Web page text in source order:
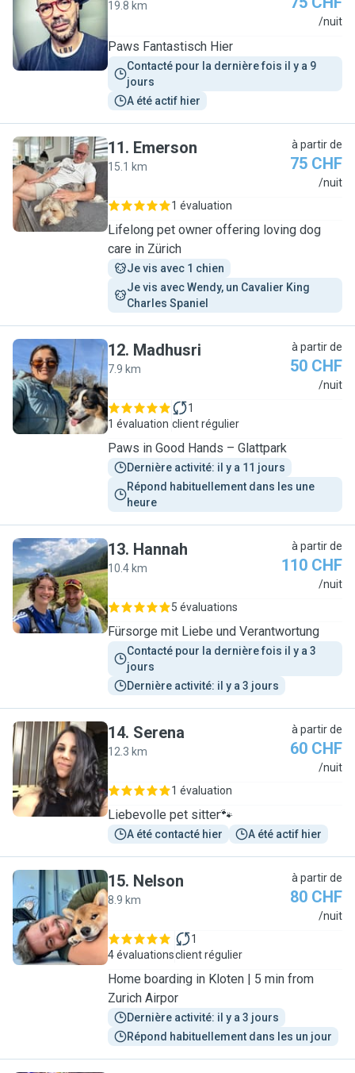
F
19.8 km
/nuit
Paws Fantastisch Hier
Contacté pour la dernière fois il y a 9
jours
A été actif hier
E
11. Emerson
15.1 km
à partir de
75 CHF
/nuit
1 évaluation
Lifelong pet owner offering loving dog
care in Zürich
Je vis avec 1 chien
Je vis avec Wendy, un Cavalier King
Charles Spaniel
M
12. Madhusri
7.9 km
à partir de
50 CHF
/nuit
1 évaluation
1
client régulier
Paws in Good Hands – Glattpark
Dernière activité: il y a 11 jours
Répond habituellement dans les une
heure
H
13. Hannah
10.4 km
à partir de
110 CHF
/nuit
5 évaluations
Fürsorge mit Liebe und Verantwortung
Contacté pour la dernière fois il y a 3
jours
Dernière activité: il y a 3 jours
S
14. Serena
12.3 km
à partir de
60 CHF
/nuit
1 évaluation
Liebevolle pet sitter🐾
A été contacté hier A été actif hier
N
15. Nelson
8.9 km
à partir de
80 CHF
/nuit
4 évaluations
1
client régulier
Home boarding in Kloten | 5 min from
Zurich Airpor
Dernière activité: il y a 3 jours
Répond habituellement dans les un jour